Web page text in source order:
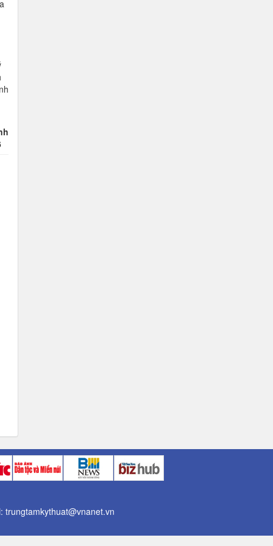
trungtamkythuat@vnanet.vn